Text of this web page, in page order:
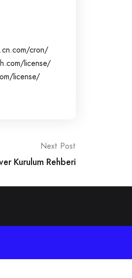
cron/
license/
license/
Next Post
Kurulum Rehberi